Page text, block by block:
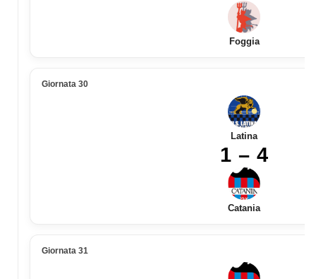
Foggia
Giornata 30
Latina
1 – 4
Catania
Giornata 31